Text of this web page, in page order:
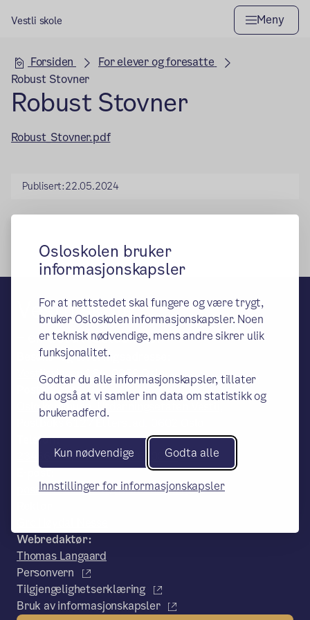
Osloskolen bruker
informasjonskapsler
For at nettstedet skal fungere og være trygt,
bruker Osloskolen informasjonskapsler. Noen
er teknisk nødvendige, mens andre sikrer ulik
funksjonalitet.
Godtar du alle informasjonskapsler, tillater
du også at vi samler inn data om statistikk og
brukeradferd.
Kun nødvendige Godta alle
Innstillinger for informasjonskapsler
Vestli skole Meny
Hovedseksjon
Forsiden
For elever og foresatte
Robust Stovner
Robust Stovner
Robust_Stovner.pdf
Publisert:22.05.2024
Vestli skole
– en del av Osloskolen
Besøks- og leveringsadresse:
Vestlisvingen 184, 0969 Oslo
Postadresse:
Oslo kommune, Utdanningsetaten Vestli,
Telefon:
23466350/ Situame 45610096
E-post:
postmottak.Vestli@osloskolen.no
Webredaktør:
Thomas Langaard
Personvern
Tilgjengelighetserklæring
Bruk av informasjonskapsler